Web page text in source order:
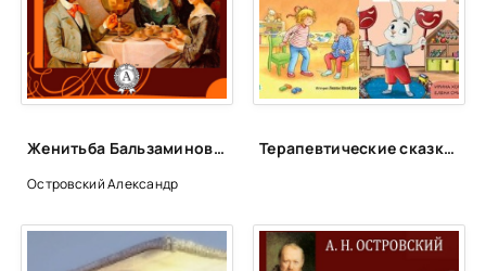
24
25
26
Женитьба Бальзаминова - Александр Островский
Островский Александр
Терапевтические сказки для детей!